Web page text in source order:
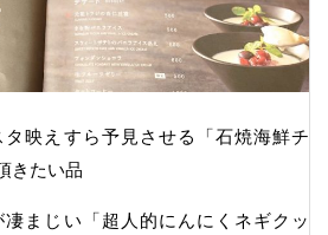
映えすら予見させる「石焼海鮮チ
きたい品
まじい「超人的にんにくネギクッ